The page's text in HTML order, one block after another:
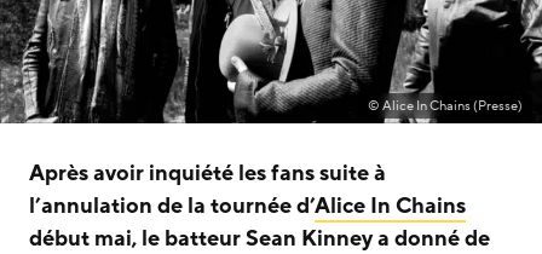
© Alice In Chains (Presse)
Après avoir inquiété les fans suite à
l’annulation de la tournée d’Alice In Chains
début mai, le batteur Sean Kinney a donné de